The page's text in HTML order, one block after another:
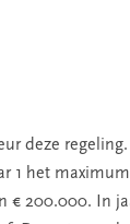
deze
1 het
€ 200.000. In